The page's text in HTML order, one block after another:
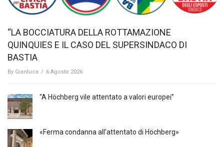
“LA BOCCIATURA DELLA ROTTAMAZIONE
QUINQUIES E IL CASO DEL SUPERSINDACO DI
BASTIA
By Gianluca / 6 Agosto 2026
“A Höchberg vile attentato a valori europei”
«Ferma condanna all’attentato di Höchberg»